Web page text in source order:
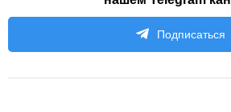
Подписаться